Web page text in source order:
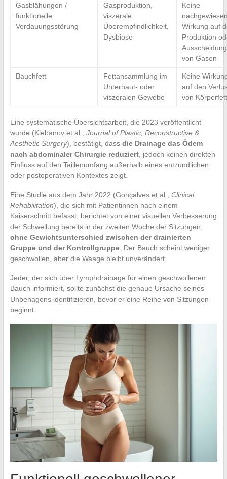
Gasblähungen /
funktionelle
Verdauungsstörung
Gasproduktion,
viszerale
Überempfindlichkeit,
Dysbiose
Keine
Wirkung auf
Produktion
Ausscheidung
von Gasen
Bauchfett
Fettansammlung im
Unterhaut- oder
viszeralen Gewebe
Keine
auf den
von Körperfett
Eine systematische Übersichtsarbeit, die 2023 veröffentlicht
wurde (Klebanov et al., Journal of Plastic, Reconstructive &
Aesthetic Surgery), bestätigt, dass die Drainage das Ödem
nach abdominaler Chirurgie reduziert, jedoch keinen direkten
Einfluss auf den Taillenumfang außerhalb eines entzündlichen
oder postoperativen Kontextes zeigt.
Eine Studie aus dem Jahr 2022 (Gonçalves et al., Clinical
Rehabilitation), die sich mit Patientinnen nach einem
Kaiserschnitt befasst, berichtet von einer visuellen Verbesserung
der Schwellung bereits in der zweiten Woche der Sitzungen,
ohne Gewichtsunterschied zwischen der drainierten
Gruppe und der Kontrollgruppe. Der Bauch scheint weniger
geschwollen, aber die Waage bleibt unverändert.
Jeder, der sich über Lymphdrainage für einen geschwollenen
Bauch informiert, sollte zunächst die genaue Ursache seines
Unbehagens identifizieren, bevor er eine Reihe von Sitzungen
beginnt.